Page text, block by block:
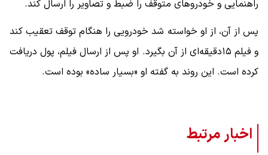
راهنمایی و خودروهای متوقف را ضبط و تصاویر را ارسال کند.
پس از آن، از او خواسته شد خودرویی را هنگام توقف تعقیب کند
و فیلم ۱۵دقیقه‌ای از آن بگیرد. او پس از ارسال فیلم، پول دریافت
کرده است. این روند به گفته او «بسیار ساده» بوده است.
اخبار مرتبط